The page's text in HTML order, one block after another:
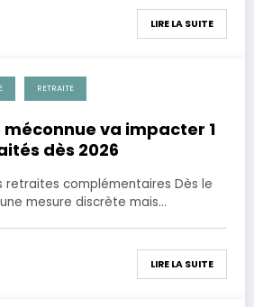
LIRE LA SUITE
RETRAITE
va impacter 1
dès 2026
retraites complémentaires Dès le
mesure discrète mais…
LIRE LA SUITE